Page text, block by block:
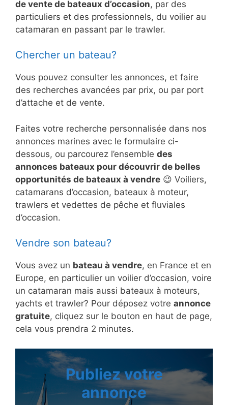
de vente de bateaux d’occasion, par des
particuliers et des professionnels, du voilier au
catamaran en passant par le trawler.
Chercher un bateau?
Vous pouvez consulter les annonces, et faire
des recherches avancées par prix, ou par port
d’attache et de vente.
Faites votre recherche personnalisée dans nos
annonces marines avec le formulaire ci-
dessous, ou parcourez l’ensemble des
annonces bateaux pour découvrir de belles
opportunités de bateaux à vendre 😉 Voiliers,
catamarans d’occasion, bateaux à moteur,
trawlers et vedettes de pêche et fluviales
d’occasion.
Vendre son bateau?
Vous avez un bateau à vendre, en France et en
Europe, en particulier un voilier d’occasion, voire
un catamaran mais aussi bateaux à moteurs,
yachts et trawler? Pour déposez votre annonce
gratuite, cliquez sur le bouton en haut de page,
cela vous prendra 2 minutes.
Publiez votre
annonce